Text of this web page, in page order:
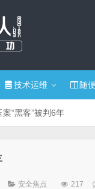
技术运维 随
案“黑客”被判6年
安全焦点 217